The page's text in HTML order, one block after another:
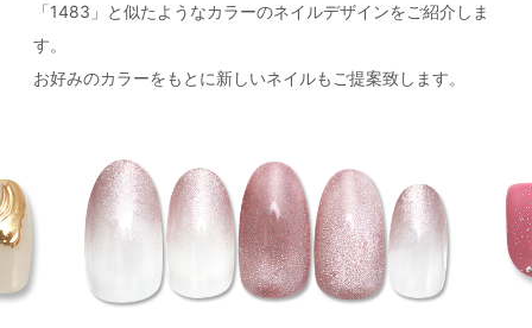
「1483」と似たようなカラーのネイルデザインをご紹介しま
す。
お好みのカラーをもとに新しいネイルもご提案致します。